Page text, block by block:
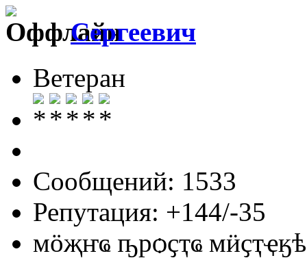
Сергеевич
Ветеран
Сообщений: 1533
Репутация: +144/-35
мӧҗҥҩ ҧрѻҫҭҩ